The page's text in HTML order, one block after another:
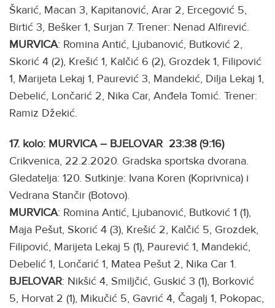
Škarić, Macan 3, Kapitanović, Arar 2, Ercegović 5,
Birtić 3, Bešker 1, Surjan 7. Trener: Nenad Alfirević.
MURVICA: Romina Antić, Ljubanović, Butković 2,
Skorić 4 (2), Krešić 1, Kalčić 6 (2), Grozdek 1, Filipović
1, Marijeta Lekaj 1, Paurević 3, Mandekić, Dilja Lekaj 1,
Debelić, Lončarić 2, Nika Car, Anđela Tomić. Trener:
Ramiz Džekić.
17. kolo: MURVICA – BJELOVAR 23:38 (9:16)
Crikvenica, 22.2.2020. Gradska sportska dvorana.
Gledatelja: 120. Sutkinje: Ivana Koren (Koprivnica) i
Vedrana Stančir (Botovo).
MURVICA: Romina Antić, Ljubanović, Butković 1 (1),
Maja Pešut, Skorić 4 (3), Krešić 2, Kalčić 5, Grozdek,
Filipović, Marijeta Lekaj 5 (1), Paurević 1, Mandekić,
Debelić 1, Lončarić 1, Matea Pešut 2, Nika Car 1.
BJELOVAR: Nikšić 4, Smiljčić, Guskić 3 (1), Borković
5, Horvat 2 (1), Mikučić 5, Gavrić 4, Čagalj 1, Pokopac,